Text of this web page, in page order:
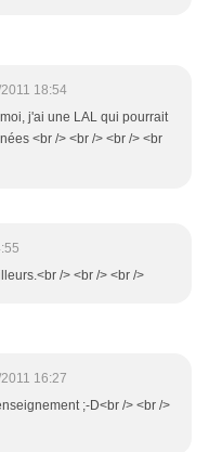
18:54
j'ai une LAL qui pourrait
<br /> <br /> <br /> <br
/> <br /> <br />
16:27
;-D<br /> <br />